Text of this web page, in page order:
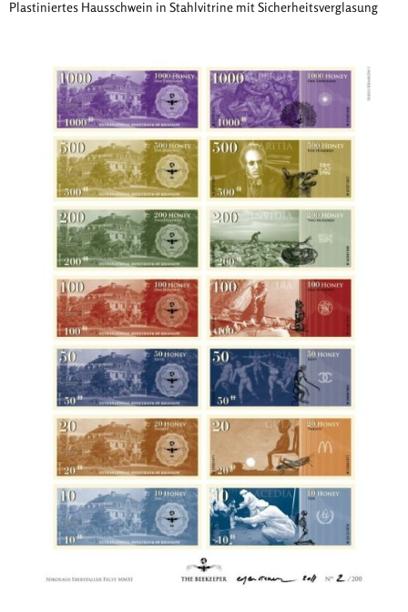
Plastiniertes Hausschwein in Stahlvitrine mit Sicherheitsverglasung